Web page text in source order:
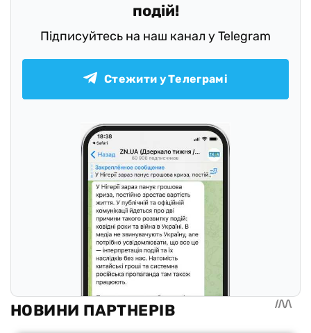
подій!
Підписуйтесь на наш канал у Telegram
Стежити у Телеграмі